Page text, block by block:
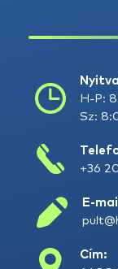
H-P:
Sz:
+36
E-
Cím: